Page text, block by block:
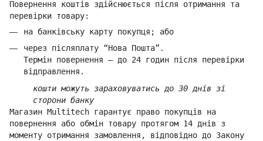
Повернення коштів здійснюється після отримання та
перевірки товару:
на банківську карту покупця; або
через післяплату “Нова Пошта”.
Термін повернення — до 24 годин після перевірки
відправлення.
кошти можуть зараховуватись до 30 днів зі
сторони банку
Магазин Multitech гарантує право покупців на
повернення або обмін товару протягом 14 днів з
моменту отримання замовлення, відповідно до Закону